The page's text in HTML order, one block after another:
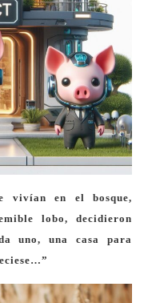
vivían en el bosque,
lobo, decidieron
uno, una casa para